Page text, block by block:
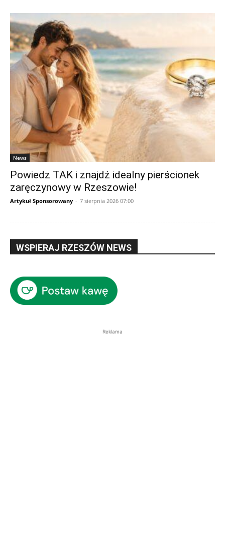
News
Powiedz TAK i znajdź idealny pierścionek
zaręczynowy w Rzeszowie!
Artykuł Sponsorowany - 7 sierpnia 2026 07:00
WSPIERAJ RZESZÓW NEWS
Reklama